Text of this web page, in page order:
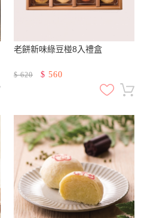
老餅新味綠豆椪8入禮盒
$620 $ 560